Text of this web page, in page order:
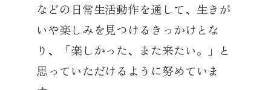
などの日常生活動作を通して、生きが
いや楽しみを見つけるきっかけとな
り、「楽しかった、また来たい。」と
思っていただけるように努めていま